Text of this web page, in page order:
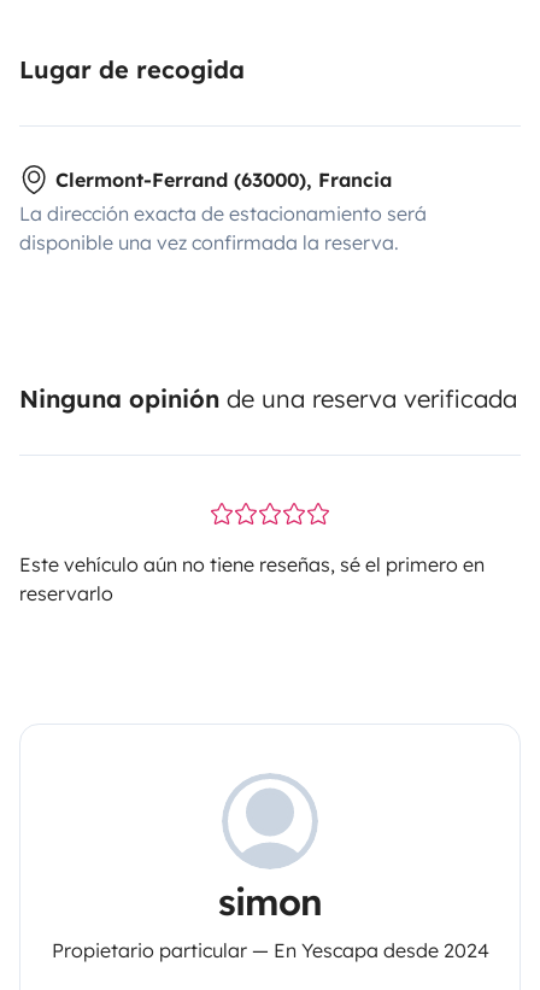
Lugar de recogida
Clermont-Ferrand (63000), Francia
La dirección exacta de estacionamiento será
disponible una vez confirmada la reserva.
Ninguna opinión de una reserva verificada
Este vehículo aún no tiene reseñas, sé el primero en
reservarlo
simon
Propietario particular — En Yescapa desde 2024